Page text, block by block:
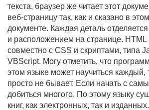
текста, браузер же читает этот
веб-страницу так, как и сказано в
документе. Каждая деталь
и расположением на странице. HTML
совместно с CSS и скриптами, типа
VBScript. Могу отметить, что
этом языке может научиться каждый,
просто не бывает. Если начать с
добиться многого. По этому языку
книг, как электронных, так и изданных.